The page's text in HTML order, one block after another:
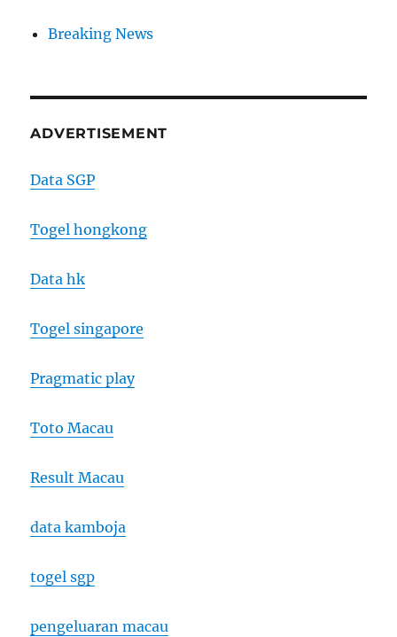
Breaking News
ADVERTISEMENT
Data SGP
Togel hongkong
Data hk
Togel singapore
Pragmatic play
Toto Macau
Result Macau
data kamboja
togel sgp
pengeluaran macau